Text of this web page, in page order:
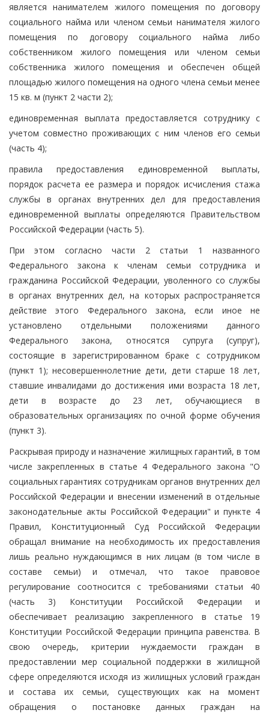
является нанимателем жилого помещения по договору
социального найма или членом семьи нанимателя жилого
помещения по договору социального найма либо
собственником жилого помещения или членом семьи
собственника жилого помещения и обеспечен общей
площадью жилого помещения на одного члена семьи менее
15 кв. м (пункт 2 части 2);
единовременная выплата предоставляется сотруднику с
учетом совместно проживающих с ним членов его семьи
(часть 4);
правила предоставления единовременной выплаты,
порядок расчета ее размера и порядок исчисления стажа
службы в органах внутренних дел для предоставления
единовременной выплаты определяются Правительством
Российской Федерации (часть 5).
При этом согласно части 2 статьи 1 названного
Федерального закона к членам семьи сотрудника и
гражданина Российской Федерации, уволенного со службы
в органах внутренних дел, на которых распространяется
действие этого Федерального закона, если иное не
установлено отдельными положениями данного
Федерального закона, относятся супруга (супруг),
состоящие в зарегистрированном браке с сотрудником
(пункт 1); несовершеннолетние дети, дети старше 18 лет,
ставшие инвалидами до достижения ими возраста 18 лет,
дети в возрасте до 23 лет, обучающиеся в
образовательных организациях по очной форме обучения
(пункт 3).
Раскрывая природу и назначение жилищных гарантий, в том
числе закрепленных в статье 4 Федерального закона "О
социальных гарантиях сотрудникам органов внутренних дел
Российской Федерации и внесении изменений в отдельные
законодательные акты Российской Федерации" и пункте 4
Правил, Конституционный Суд Российской Федерации
обращал внимание на необходимость их предоставления
лишь реально нуждающимся в них лицам (в том числе в
составе семьи) и отмечал, что такое правовое
регулирование соотносится с требованиями статьи 40
(часть 3) Конституции Российской Федерации и
обеспечивает реализацию закрепленного в статье 19
Конституции Российской Федерации принципа равенства. В
свою очередь, критерии нуждаемости граждан в
предоставлении мер социальной поддержки в жилищной
сфере определяются исходя из жилищных условий граждан
и состава их семьи, существующих как на момент
обращения о постановке данных граждан на